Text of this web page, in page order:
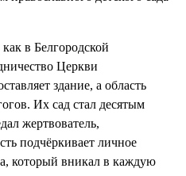
в Белгородской
Церкви
здание, а область
Их сад стал десятым
жертвователь,
подчёркивает личное
который вникал в каждую